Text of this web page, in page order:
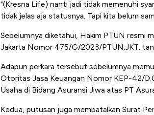
"(Kresna Life) nanti jadi tidak memenuhi
tidak jelas aja statusnya. Tapi kita belum
Sebelumnya diketahui, Hakim PTUN resmi
Jakarta Nomor 475/G/2023/PTUN.JKT.
Adapun perkara tersebut sebelumnya
Otoritas Jasa Keuangan Nomor KEP-42/
Usaha di Bidang Asuransi Jiwa atas PT
Kedua, putusan juga membatalkan Surat